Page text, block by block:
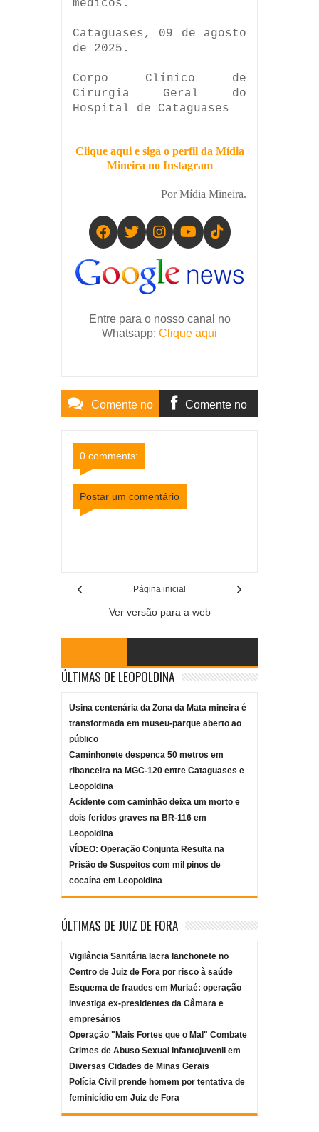
médicos.
Cataguases, 09 de agosto
de 2025.
Corpo Clínico de
Cirurgia Geral do
Hospital de Cataguases
Clique aqui e siga o perfil da Mídia
Mineira no Instagram
Por Mídia Mineira.
Entre para o nosso canal no
Whatsapp: Clique aqui
Comente no Comente no
0 comments:
Postar um comentário
‹ ›
Página inicial
Ver versão para a web
ÚLTIMAS DE LEOPOLDINA
Usina centenária da Zona da Mata mineira é
transformada em museu-parque aberto ao
público
Caminhonete despenca 50 metros em
ribanceira na MGC-120 entre Cataguases e
Leopoldina
Acidente com caminhão deixa um morto e
dois feridos graves na BR-116 em
Leopoldina
VÍDEO: Operação Conjunta Resulta na
Prisão de Suspeitos com mil pinos de
cocaína em Leopoldina
ÚLTIMAS DE JUIZ DE FORA
Vigilância Sanitária lacra lanchonete no
Centro de Juiz de Fora por risco à saúde
Esquema de fraudes em Muriaé: operação
investiga ex-presidentes da Câmara e
empresários
Operação "Mais Fortes que o Mal" Combate
Crimes de Abuso Sexual Infantojuvenil em
Diversas Cidades de Minas Gerais
Polícia Civil prende homem por tentativa de
feminicídio em Juiz de Fora